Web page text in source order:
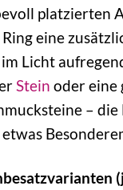
platzierten
eine
Licht
Stein oder eine
– die